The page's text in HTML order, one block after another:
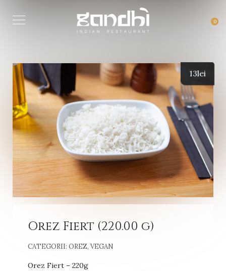
0
13lei
Orez Fiert (220.00 g)
CATEGORII: OREZ, VEGAN
Orez Fiert – 220g